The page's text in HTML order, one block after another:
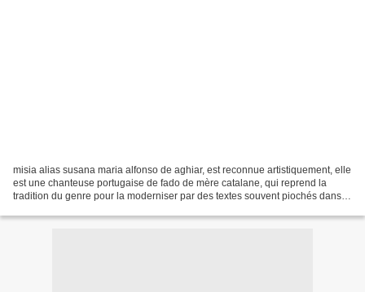
misia alias susana maria alfonso de aghiar, est reconnue artistiquement, elle
est une chanteuse portugaise de fado de mère catalane, qui reprend la
tradition du genre pour la moderniser par des textes souvent piochés dans